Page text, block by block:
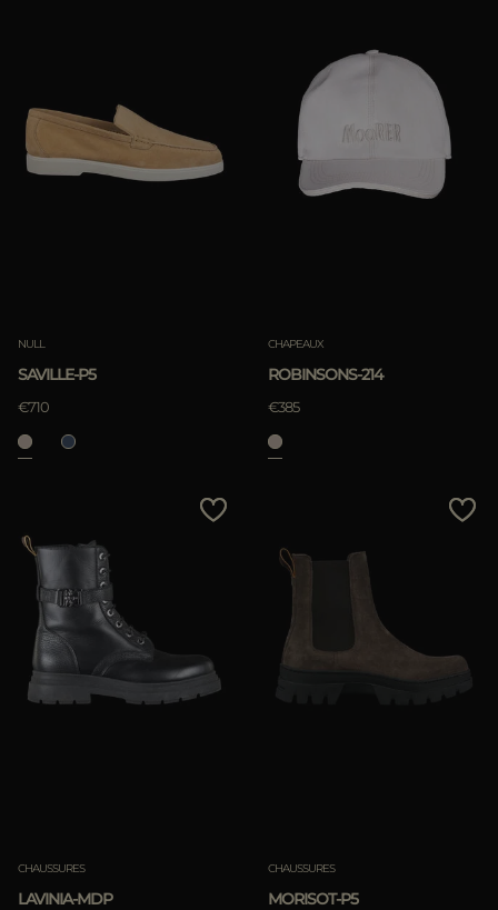
NULL
SAVILLE-P5
€710
CHAPEAUX
ROBINSONS-214
€385
CHAUSSURES
LAVINIA-MDP
CHAUSSURES
MORISOT-P5